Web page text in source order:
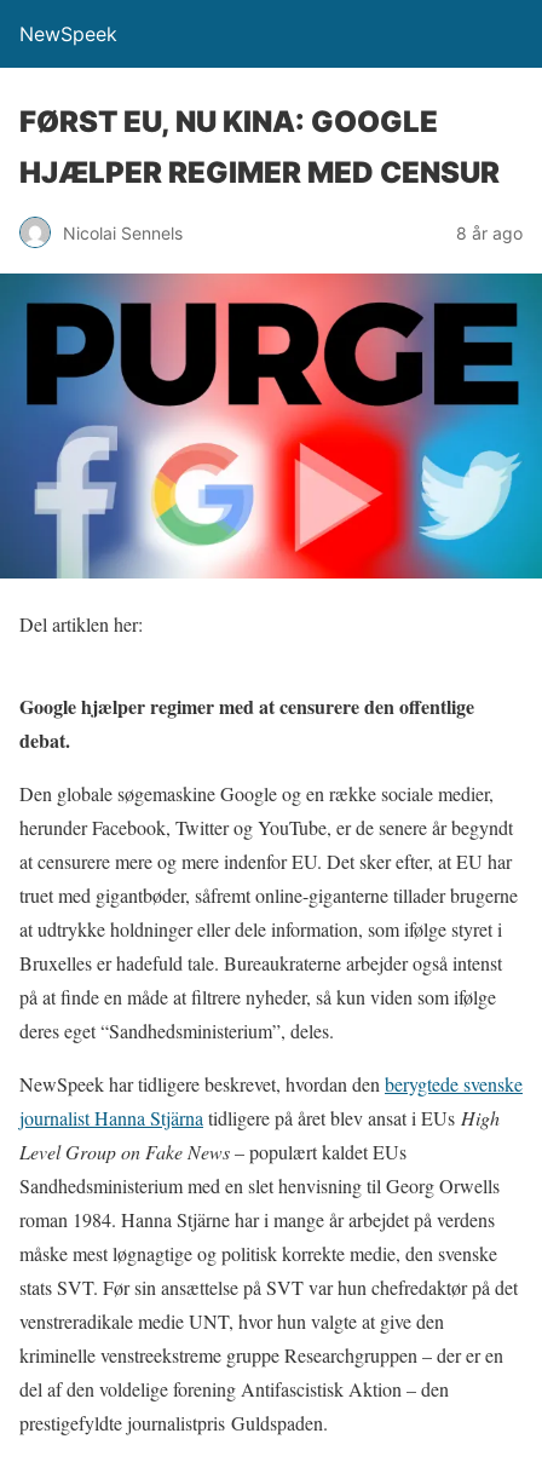
NewSpeek
FØRST EU, NU KINA: GOOGLE
HJÆLPER REGIMER MED CENSUR
Nicolai Sennels 8 år ago
Del artiklen her:
Google hjælper regimer med at censurere den offentlige
debat.
Den globale søgemaskine Google og en række sociale medier,
herunder Facebook, Twitter og YouTube, er de senere år begyndt
at censurere mere og mere indenfor EU. Det sker efter, at EU har
truet med gigantbøder, såfremt online-giganterne tillader brugerne
at udtrykke holdninger eller dele information, som ifølge styret i
Bruxelles er hadefuld tale. Bureaukraterne arbejder også intenst
på at finde en måde at filtrere nyheder, så kun viden som ifølge
deres eget “Sandhedsministerium”, deles.
NewSpeek har tidligere beskrevet, hvordan denberygtede svenske
journalist Hanna Stjärnatidligere på året blev ansat i EUs High
Level Group on Fake News– populært kaldet EUs
Sandhedsministerium med en slet henvisning til Georg Orwells
roman 1984. Hanna Stjärne har i mange år arbejdet på verdens
måske mest løgnagtige og politisk korrekte medie, den svenske
stats SVT. Før sin ansættelse på SVT var hun chefredaktør på det
venstreradikale medie UNT, hvor hun valgte at give den
kriminelle venstreekstreme gruppe Researchgruppen – der er en
del af den voldelige forening Antifascistisk Aktion – den
prestigefyldte journalistpris Guldspaden.